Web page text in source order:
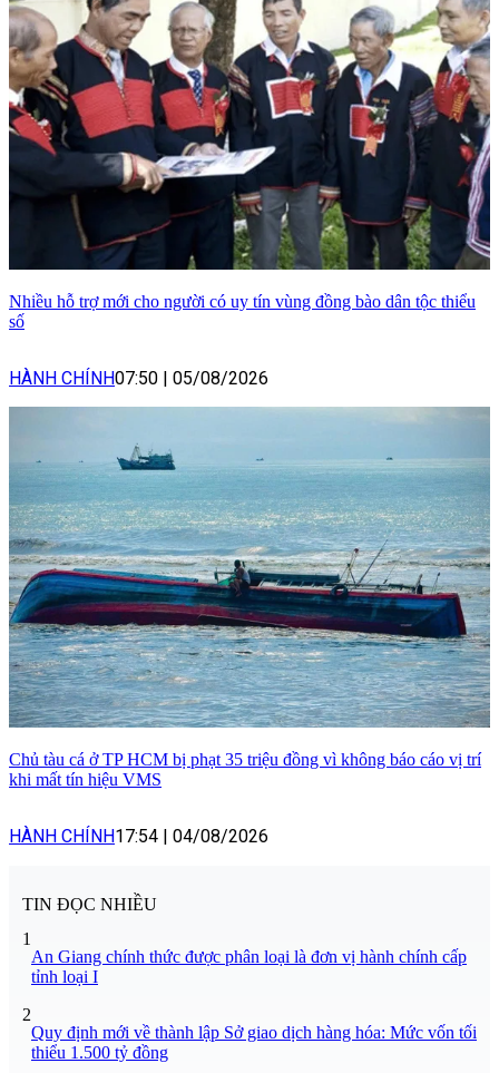
Nhiều hỗ trợ mới cho người có uy tín vùng đồng bào dân tộc thiểu
số
HÀNH CHÍNH07:50 05/08/2026
Chủ tàu cá ở TP HCM bị phạt 35 triệu đồng vì không báo cáo vị trí
khi mất tín hiệu VMS
HÀNH CHÍNH17:54 04/08/2026
TIN ĐỌC NHIỀU
1
An Giang chính thức được phân loại là đơn vị hành chính cấp
tỉnh loại I
2
Quy định mới về thành lập Sở giao dịch hàng hóa: Mức vốn tối
thiểu 1.500 tỷ đồng